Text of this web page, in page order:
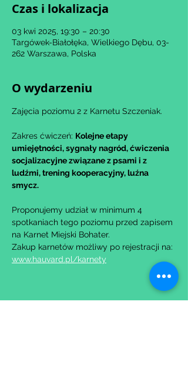
Czas i lokalizacja
03 kwi 2025, 19:30 – 20:30
Targówek-Białołęka, Wielkiego Dębu, 03-
262 Warszawa, Polska
O wydarzeniu
Zajęcia poziomu 2 z Karnetu Szczeniak.
Zakres ćwiczeń: Kolejne etapy
umiejętności, sygnały nagród, ćwiczenia
socjalizacyjne związane z psami i z
ludźmi, trening kooperacyjny, luźna
smycz.
Proponujemy udział w minimum 4
spotkaniach tego poziomu przed zapisem
na Karnet Miejski Bohater.
Zakup karnetów możliwy po rejestracji na:
www.hauvard.pl/karnety